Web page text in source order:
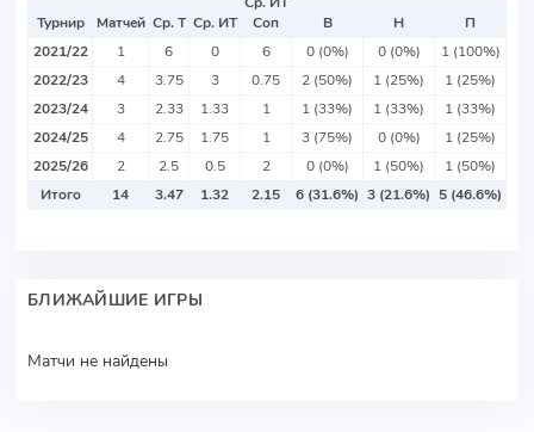
Турнир Матчей Ср. Т Ср. ИТ
Соп
В Н
П
2021/22
1 6 0 6 0 (0%) 0 (0%)
1 (100%)
2022/23
4 3.75 3 0.75 2 (50%) 1 (25%)
1 (25%)
2023/24
3 2.33 1.33 1 1 (33%) 1 (33%)
1 (33%)
2024/25
4 2.75 1.75 1 3 (75%) 0 (0%)
1 (25%)
2025/26
2 2.5 0.5 2 0 (0%) 1 (50%)
1 (50%)
Итого
14 3.47 1.32 2.15 6 (31.6%) 3 (21.6%) 5 (46.6%)
БЛИЖАЙШИЕ ИГРЫ
Матчи не найдены